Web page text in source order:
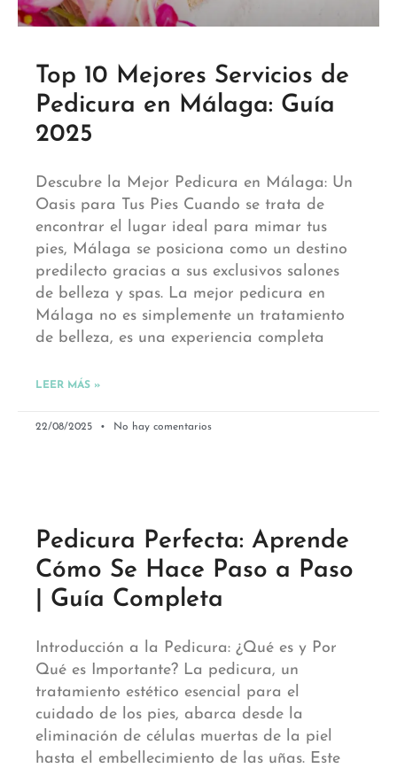
Top 10 Mejores Servicios de
Pedicura en Málaga: Guía
2025
Descubre la Mejor Pedicura en Málaga: Un
Oasis para Tus Pies Cuando se trata de
encontrar el lugar ideal para mimar tus
pies, Málaga se posiciona como un destino
predilecto gracias a sus exclusivos salones
de belleza y spas. La mejor pedicura en
Málaga no es simplemente un tratamiento
de belleza, es una experiencia completa
LEER MÁS »
22/08/2025 No hay comentarios
Pedicura Perfecta: Aprende
Cómo Se Hace Paso a Paso
| Guía Completa
Introducción a la Pedicura: ¿Qué es y Por
Qué es Importante? La pedicura, un
tratamiento estético esencial para el
cuidado de los pies, abarca desde la
eliminación de células muertas de la piel
hasta el embellecimiento de las uñas. Este